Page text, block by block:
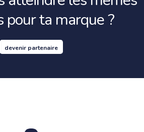
pour ta marque ?
devenir partenaire